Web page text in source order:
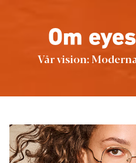
Om
Vår vision: